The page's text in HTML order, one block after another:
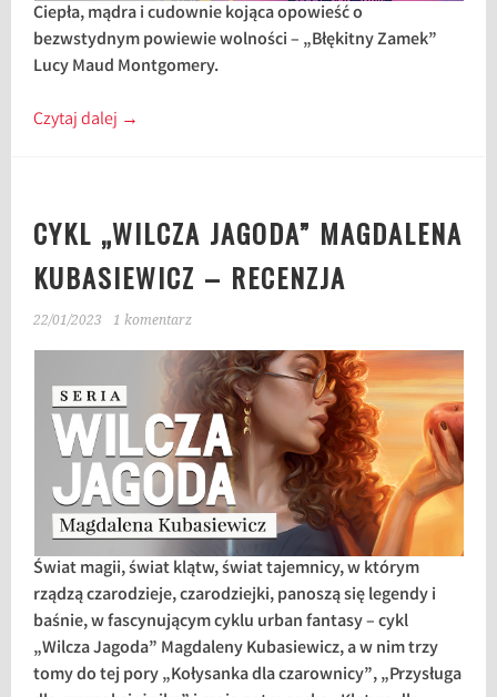
Ciepła, mądra i cudownie kojąca opowieść o
bezwstydnym powiewie wolności – „Błękitny Zamek”
Lucy Maud Montgomery.
Czytaj dalej →
CYKL „WILCZA JAGODA” MAGDALENA
KUBASIEWICZ – RECENZJA
22/01/2023 1 komentarz
Świat magii, świat klątw, świat tajemnicy, w którym
rządzą czarodzieje, czarodziejki, panoszą się legendy i
baśnie, w fascynującym cyklu urban fantasy – cykl
„Wilcza Jagoda” Magdaleny Kubasiewicz, a w nim trzy
tomy do tej pory „Kołysanka dla czarownicy”, „Przysługa